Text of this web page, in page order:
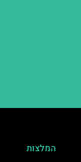
המלצות